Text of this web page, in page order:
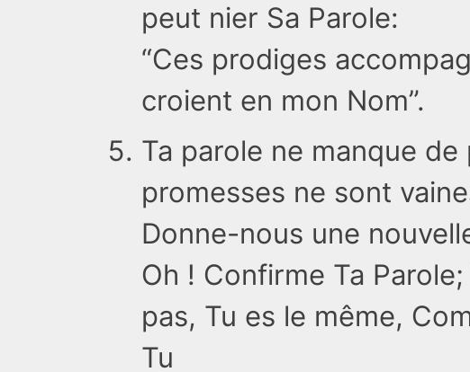
peut nier Sa Parole:
“Ces prodiges
croient en mon Nom”.
Ta parole ne manque de
promesses ne sont
Donne-nous une
Oh ! Confirme Ta
pas, Tu es le même,
Tu